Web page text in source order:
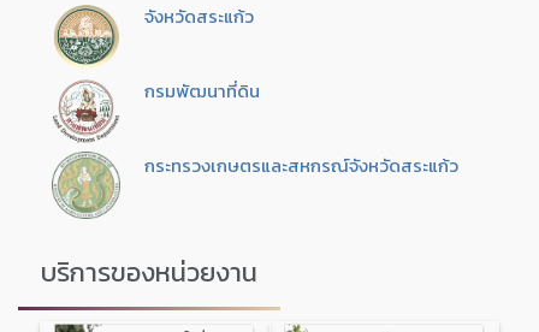
จังหวัดสระแก้ว
กรมพัฒนาที่ดิน
กระทรวงเกษตรและสหกรณ์จังหวัดสระแก้ว
บริการของหน่วยงาน